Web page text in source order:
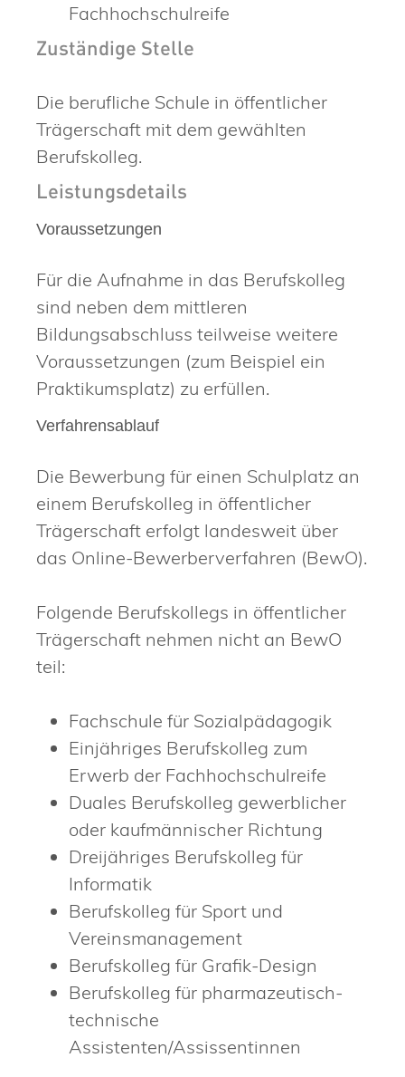
Fachhochschulreife
Zuständige Stelle
Die berufliche Schule in öffentlicher
Trägerschaft mit dem gewählten
Berufskolleg.
Leistungsdetails
Voraussetzungen
Für die Aufnahme in das Berufskolleg
sind neben dem mittleren
Bildungsabschluss teilweise weitere
Voraussetzungen (zum Beispiel ein
Praktikumsplatz) zu erfüllen.
Verfahrensablauf
Die Bewerbung für einen Schulplatz an
einem Berufskolleg in öffentlicher
Trägerschaft erfolgt landesweit über
das Online-Bewerberverfahren (BewO).
Folgende Berufskollegs in öffentlicher
Trägerschaft nehmen nicht an BewO
teil:
Fachschule für Sozialpädagogik
Einjähriges Berufskolleg zum
Erwerb der Fachhochschulreife
Duales Berufskolleg gewerblicher
oder kaufmännischer Richtung
Dreijähriges Berufskolleg für
Informatik
Berufskolleg für Sport und
Vereinsmanagement
Berufskolleg für Grafik-Design
Berufskolleg für pharmazeutisch-
technische
Assistenten/Assissentinnen